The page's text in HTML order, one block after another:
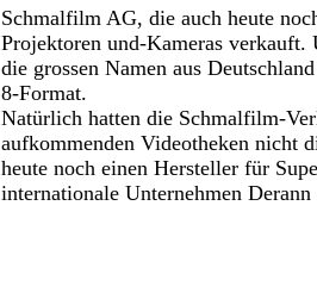
Schmalfilm AG, die auch heute
Projektoren und-Kameras
die grossen Namen aus
8-Format.
Natürlich hatten die Schmalfilm-
aufkommenden Videotheken nicht
heute noch einen Hersteller für
internationale Unternehmen